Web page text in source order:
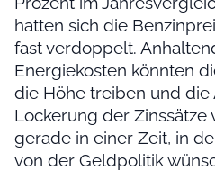
hatten sich die
fast verdoppelt.
Energiekosten könnten
die Höhe treiben und die
Lockerung der Zinssätze
gerade in einer Zeit, in
von der Geldpolitik